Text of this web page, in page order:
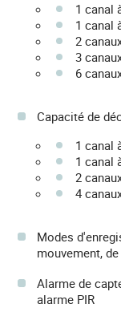
1 canal
1 canal
2
3
6
Capacité de
1 canal
1 canal
2
4
Modes
mouvement,
Alarme de
alarme PIR